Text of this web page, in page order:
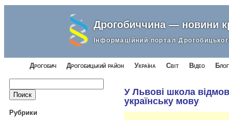
Дрогобиччина — новини
Інформаційний портал
Дрогобич Дрогобицький район Україна Світ Відео
Найти:
Рубрики
У Львові школа
українську мову